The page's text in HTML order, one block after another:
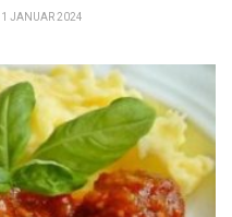
JANUAR 2024